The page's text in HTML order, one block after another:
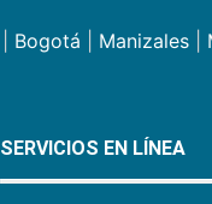
Bogotá Manizales|
SERVICIOS EN LÍNEA